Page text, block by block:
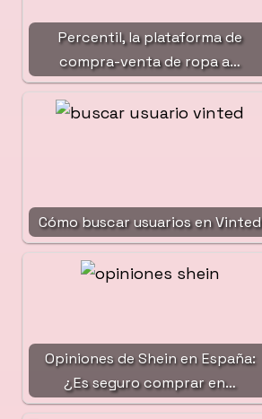
Percentil, la plataforma de
compra-venta de ropa a…
Cómo buscar usuarios en Vinted
Opiniones de Shein en España:
¿Es seguro comprar en…